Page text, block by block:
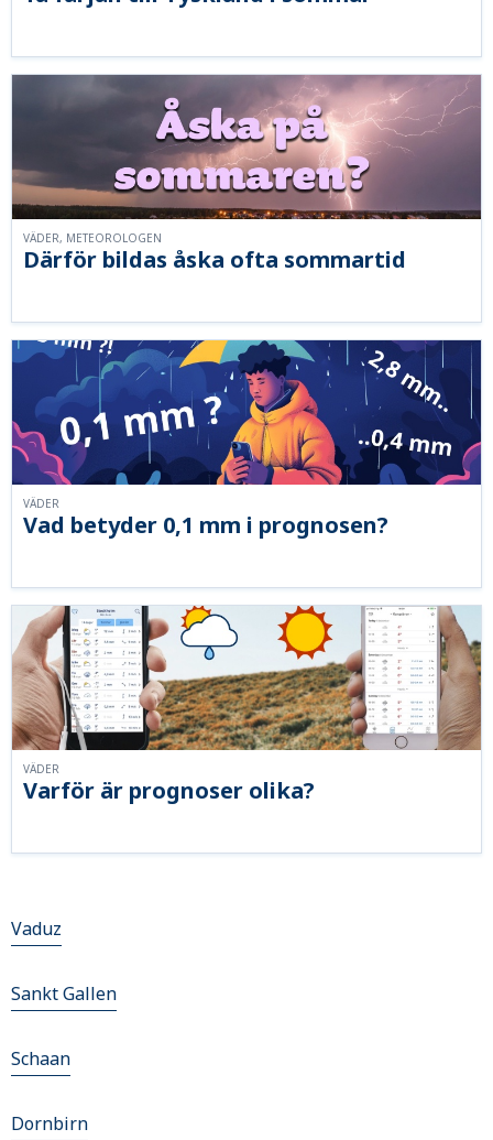
Därför bildas åska ofta sommartid
VÄDER, METEOROLOGEN
Vad betyder 0,1 mm i prognosen?
VÄDER
Varför är prognoser olika?
VÄDER
Vaduz
Sankt Gallen
Schaan
Dornbirn